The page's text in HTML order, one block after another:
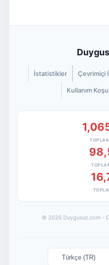
İstatistikler Çevrimiçi
Kullanım
© 2026 Duygusuz.com -